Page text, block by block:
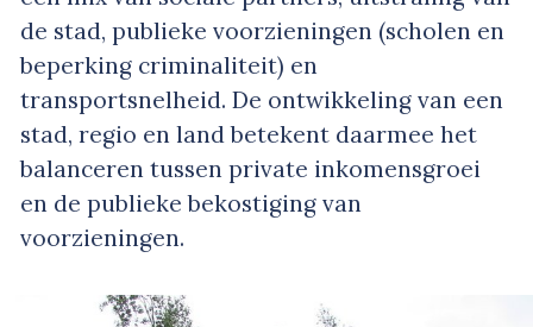
de stad, publieke voorzieningen (scholen en
beperking criminaliteit) en
transportsnelheid. De ontwikkeling van een
stad, regio en land betekent daarmee het
balanceren tussen private inkomensgroei
en de publieke bekostiging van
voorzieningen.